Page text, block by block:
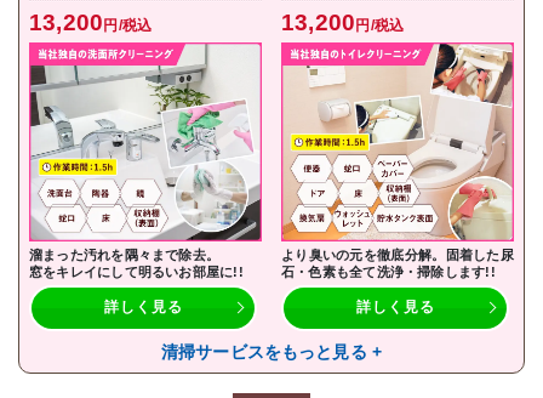
13,200円/税込
溜まった汚れを隅々まで除去。
窓をキレイにして明るいお部屋に!!
詳しく見る
13,200円/税込
より臭いの元を徹底分解。固着した尿
石・色素も全て洗浄・掃除します!!
詳しく見る
清掃サービスをもっと見る +